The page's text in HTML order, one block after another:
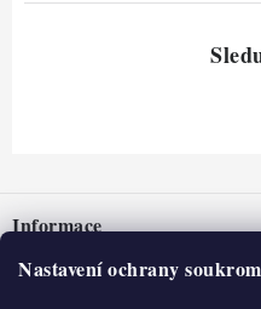
Nastavení ochrany
pInformace
Nepřevzetí zásilky na dobírku
O nás